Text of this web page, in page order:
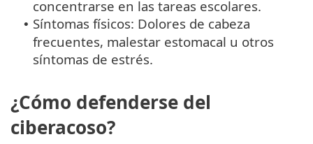
concentrarse en las tareas escolares.
• Síntomas físicos: Dolores de cabeza
frecuentes, malestar estomacal u otros
síntomas de estrés.
¿Cómo defenderse del
ciberacoso?